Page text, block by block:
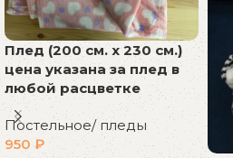
Плед (200 см. х 230 см.)
цена указана за плед в
любой расцветке
Постельное/ пледы
950₽